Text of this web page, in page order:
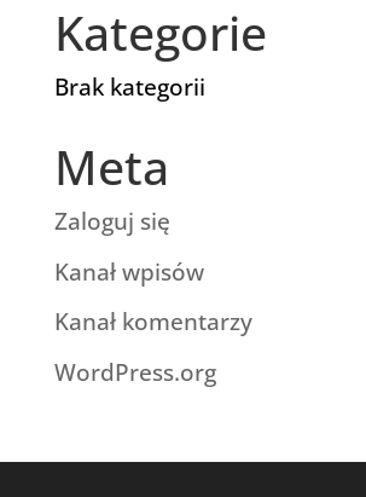
Kategorie
Brak kategorii
Meta
Zaloguj się
Kanał wpisów
Kanał komentarzy
WordPress.org